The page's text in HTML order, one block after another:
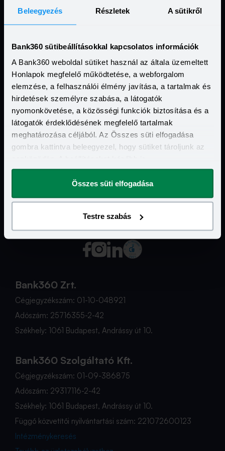
Beleegyezés Részletek A sütikről
Bank360 sütibeállításokkal kapcsolatos információk
A Bank360 weboldal sütiket használ az általa üzemeltett
Honlapok megfelelő működtetése, a webforgalom
elemzése, a felhasználói élmény javítása, a tartalmak és
hirdetések személyre szabása, a látogatók
nyomonkövetése, a közösségi funkciók biztosítása és a
látogatók érdeklődésének megfelelő tartalmak
meghatározása céljából. Az Összes süti elfogadása
gombra kattintva beleegyezel, hogy sütiket tároljunk az
megváltoztathatod.
Összes süti elfogadása
Testre szabás
Kapcsolat
Hasznos Linkek
További szolgáltatásaink
Ismerd meg a Bank360 Koint!
Bank360 Zrt.
Cégjegyzékszám: 01-10-048921
Adószám: 25716355-2-42
Székhely: 1061 Budapest, Andrássy út 10.
Bank360 Szolgáltató Kft.
Cégjegyzékszám: 01-09-386875
Adószám: 29317116-2-42
Székhely: 1061 Budapest, Andrássy út 10.
Függő közvetítői nyilvántartási szám: 221072600123
Intézménykeresés